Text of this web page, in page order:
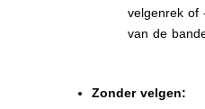
velgenrek of
van de
Zonder velgen: